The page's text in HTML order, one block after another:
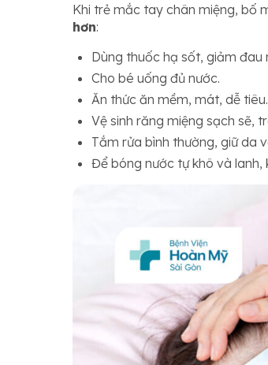
Khi trẻ mắc tay chân miệng, bố
hơn:
Dùng thuốc hạ sốt, giảm
Cho bé uống đủ nước.
Ăn thức ăn mềm, mát, dễ tiêu.
Vệ sinh răng miệng sạch sẽ,
Tắm rửa bình thường, giữ da
Để bóng nước tự khô và lanh,